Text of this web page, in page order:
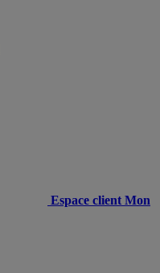
Espace client Mon